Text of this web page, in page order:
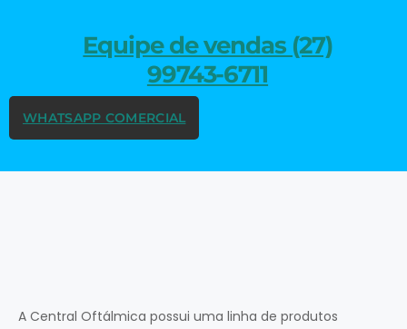
Equipe de vendas (27)
99743-6711
WHATSAPP COMERCIAL
A Central Oftálmica possui uma linha de produtos